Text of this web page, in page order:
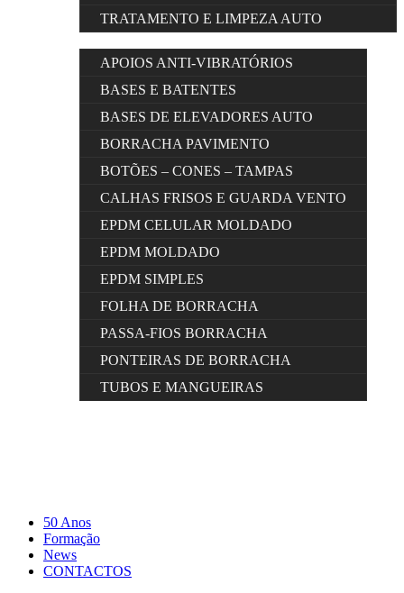
TRATAMENTO E LIMPEZA AUTO
APOIOS ANTI-VIBRATÓRIOS
BASES E BATENTES
BASES DE ELEVADORES AUTO
BORRACHA PAVIMENTO
BOTÕES – CONES – TAMPAS
CALHAS FRISOS E GUARDA VENTO
EPDM CELULAR MOLDADO
EPDM MOLDADO
EPDM SIMPLES
FOLHA DE BORRACHA
PASSA-FIOS BORRACHA
PONTEIRAS DE BORRACHA
TUBOS E MANGUEIRAS
50 Anos
Formação
News
CONTACTOS